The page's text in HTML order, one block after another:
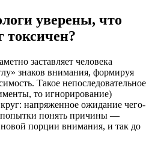
уверены, что
токсичен?
заставляет человека
знаков внимания, формируя
Такое непоследовательное
то игнорирование)
напряженное ожидание чего-
попытки понять причины —
новой порции внимания, и так до